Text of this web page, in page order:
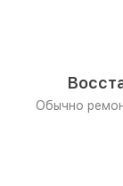
Обычно